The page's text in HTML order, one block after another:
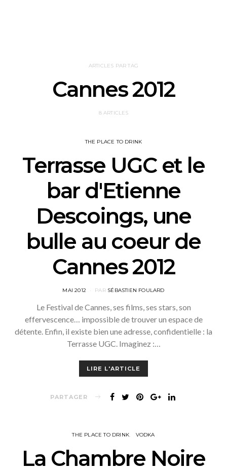
ARTICLES PAR TAG
Cannes 2012
8 ARTICLES
THE PLACE TO DRINK
Terrasse UGC et le
bar d'Etienne
Descoings, une
bulle au coeur de
Cannes 2012
POSTED
MAI 2012 PAR SÉBASTIEN FOULARD
Le Festival de Cannes, ses films, ses stars, son
effervescence… impossible de trouver un espace de
détente. Enfin, il existe bien une adresse, confidentielle : la
Terrasse UGC. Imaginez :…
LIRE L'ARTICLE
PARTAGER
THE PLACE TO DRINK VODKA
La Chambre Noire